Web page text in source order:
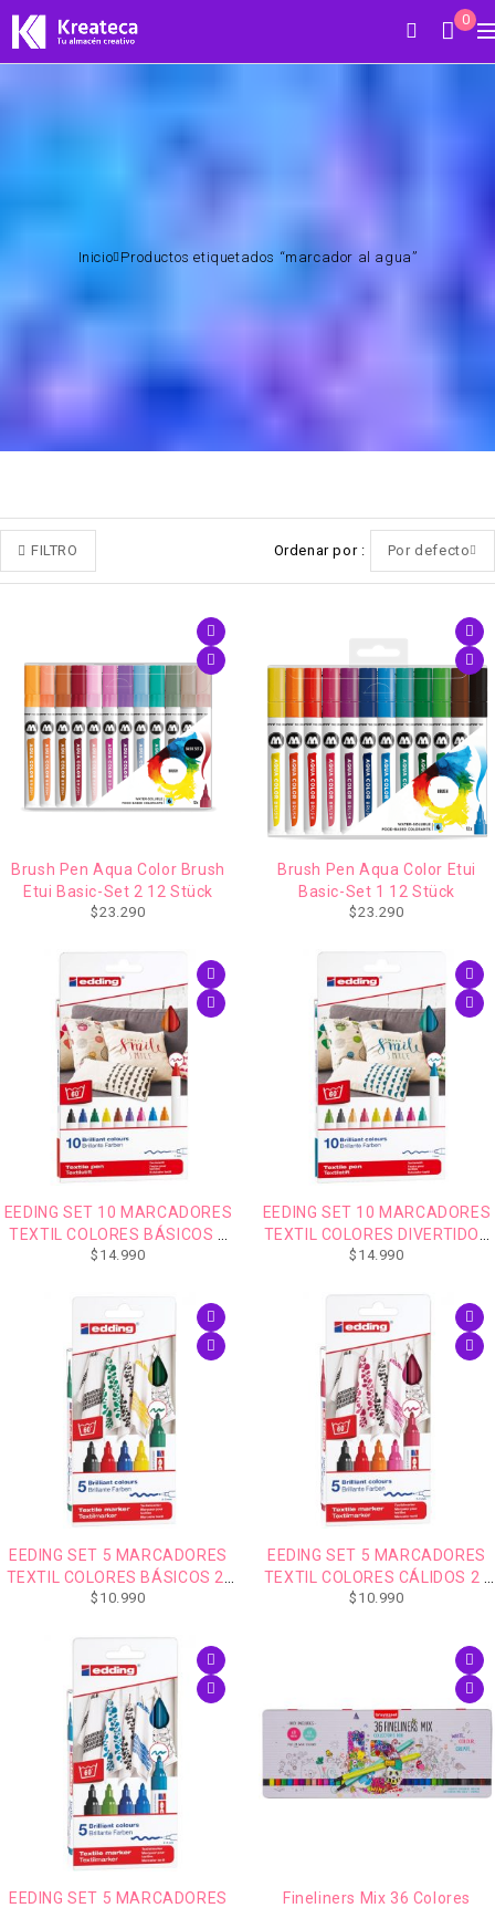
0
Inicio Productos etiquetados “marcador al agua”
FILTRO Ordenar por Por defecto
Brush Pen Aqua Color Brush
Etui Basic-Set 2 12 Stück
$23.290
Brush Pen Aqua Color Etui
Basic-Set 1 12 Stück
$23.290
EEDING SET 10 MARCADORES
TEXTIL COLORES BÁSICOS 1
MM
$ 14.990
EEDING SET 10 MARCADORES
TEXTIL COLORES DIVERTIDOS
1 MM
$ 14.990
EEDING SET 5 MARCADORES
TEXTIL COLORES BÁSICOS 2-
3 MM
$ 10.990
EEDING SET 5 MARCADORES
TEXTIL COLORES CÁLIDOS 2 -
3 MM
$ 10.990
EEDING SET 5 MARCADORES
Fineliners Mix 36 Colores